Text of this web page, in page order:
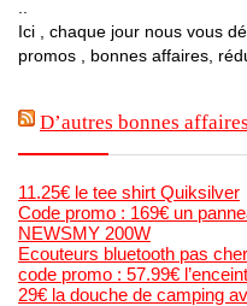
Ici , chaque jour nous vous
promos , bonnes affaires,
D’autres bonnes affaires
11.25€ le tee shirt Quiksilver
Code promo : 169€ un
NEWSMY 200W
Ecouteurs bluetooth pas
code promo : 57.99€
29€ la douche de camping